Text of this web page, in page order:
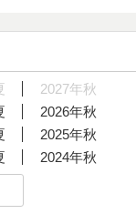
雅文音楽＝平沢進／アニ
＝「妄想代理人」製作
年女優」への道』の続編
京ゴッドファーザーズ』
ズを立ち上げようと思い
遺作となる『パプリカ』
手法についての自己解
--- 今監督の生前からオフ
公開されていたテキスト
、初めて書籍のかたちに
メーション制作の現場な
い貴重な情報、ものの見
プロフィール今 敏（こ
/ 美術監督:池信孝 / 色彩
沢進 / 音響監督:三間雅文
2027年秋
2026年秋
2025年秋
2024年秋